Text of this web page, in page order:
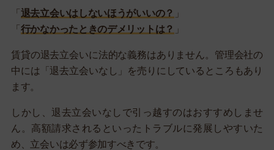
「 退去立会いはしないほうがいいの？ 」
「 行かなかったときのデメリットは？ 」
賃貸の退去立会いに法的な義務はありません。管理会社の
中には「退去立会いなし」を売りにしているところもあり
ます。
しかし、退去立会いなしで引っ越すのはおすすめしませ
ん。高額請求されるといったトラブルに発展しやすいた
め、立会いは必ず参加すべきです。